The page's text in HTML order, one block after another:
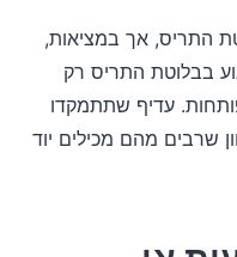
התריס, אך במציאות,
בבלוטת התריס רק
עדיף שתתמקדו
שרבים מהם מכילים יוד